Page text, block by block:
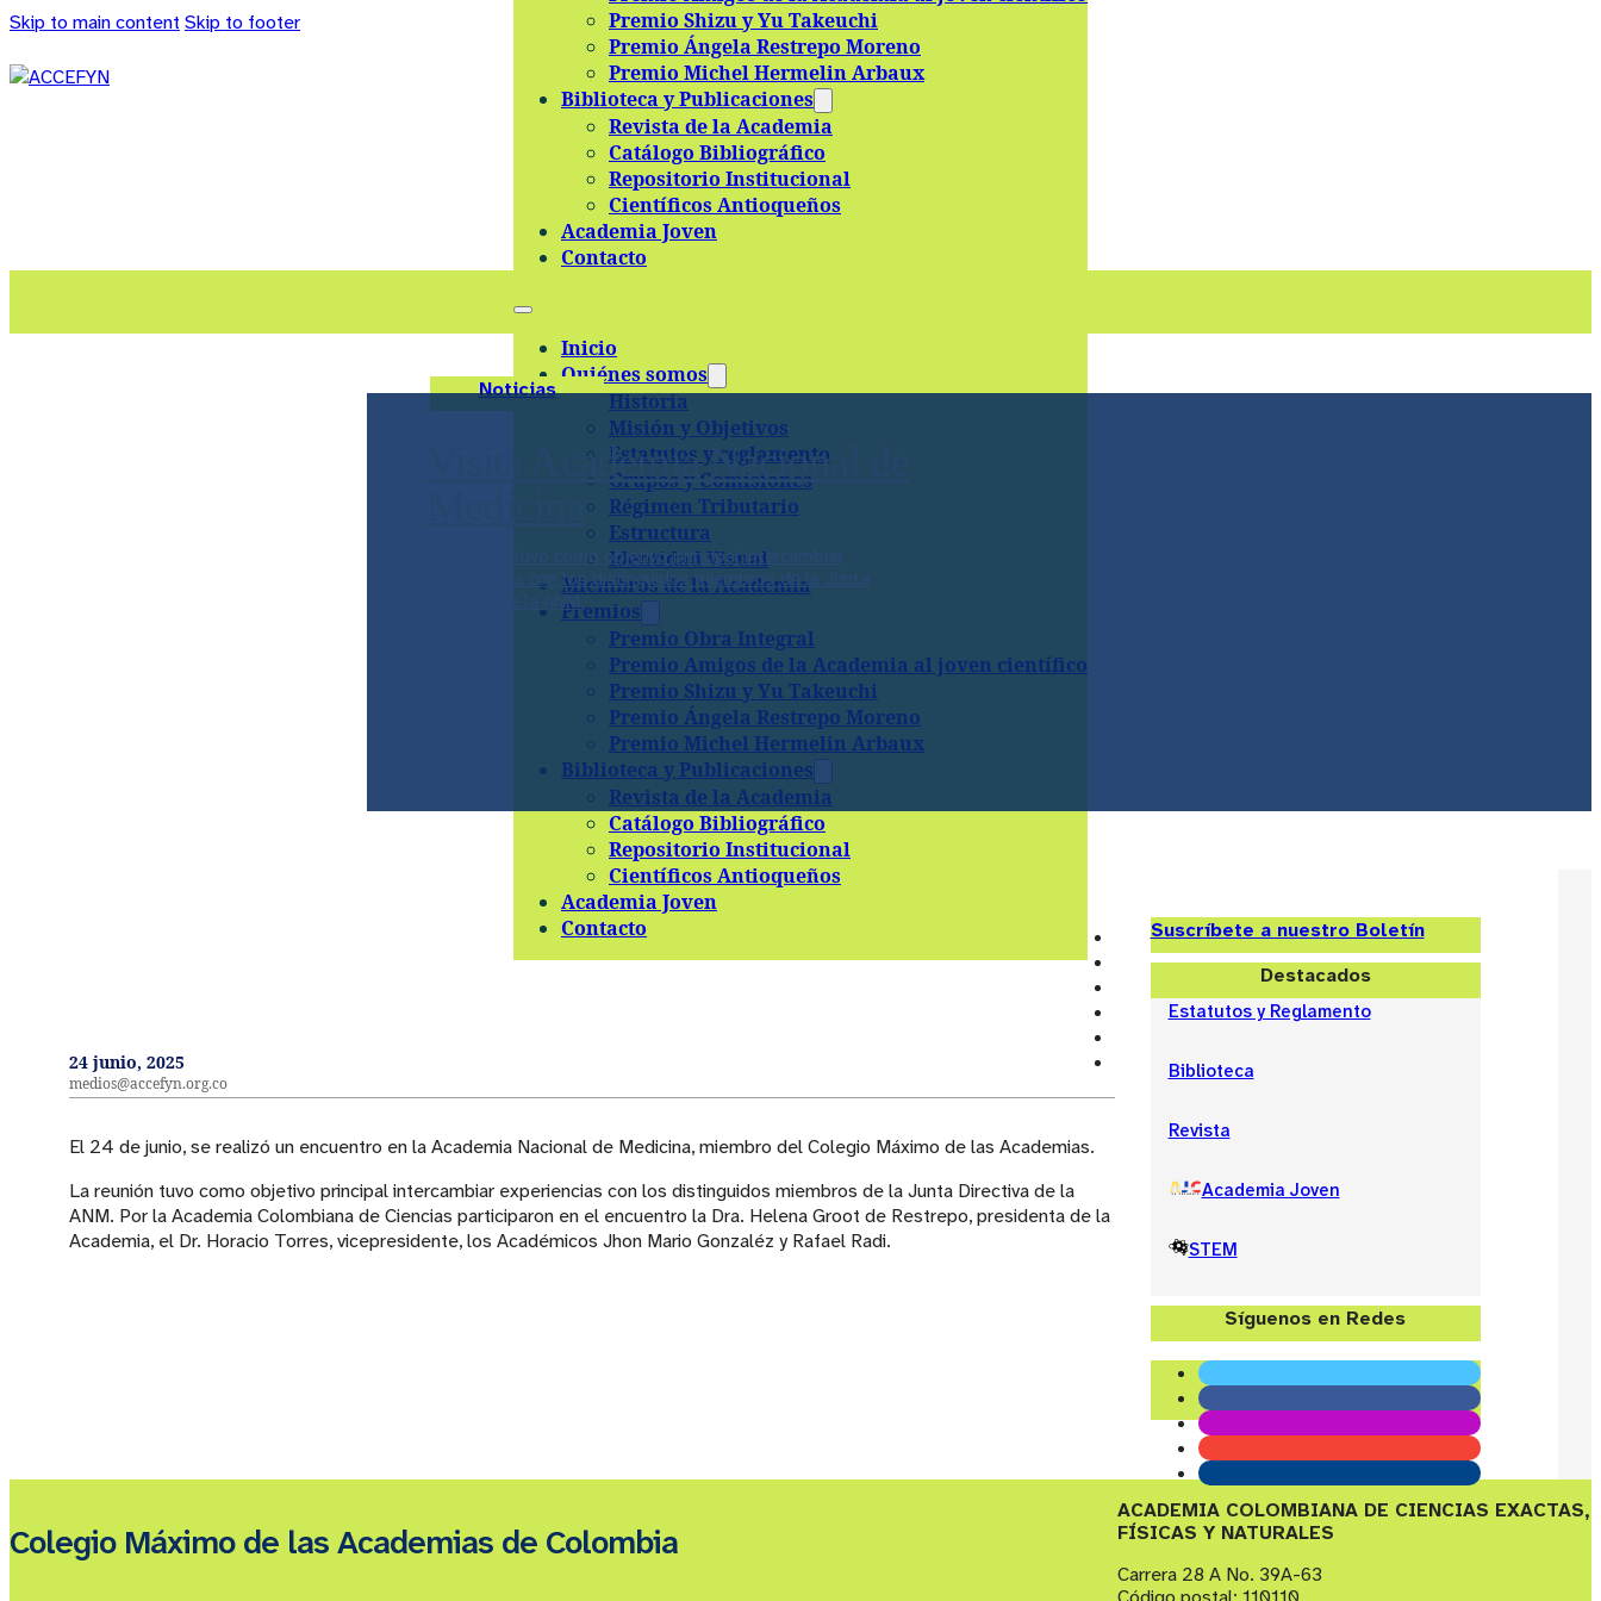
Skip to main content Skip to footer
Premio Shizu y Yu Takeuchi
Premio Ángela Restrepo Moreno
Premio Michel Hermelin Arbaux
Biblioteca y Publicaciones
Revista de la Academia
Catálogo Bibliográfico
Repositorio Institucional
Científicos Antioqueños
Academia Joven
Contacto
Inicio
Quiénes somos
Historia
Misión y Objetivos
Estatutos y reglamento
Grupos y Comisiones
Régimen Tributario
Estructura
Identidad Visual
Miembros de la Academia
Premios
Premio Obra Integral
Premio Amigos de la Academia al joven científico
Premio Shizu y Yu Takeuchi
Premio Ángela Restrepo Moreno
Premio Michel Hermelin Arbaux
Biblioteca y Publicaciones
Revista de la Academia
Catálogo Bibliográfico
Repositorio Institucional
Científicos Antioqueños
Academia Joven
Contacto
Noticias
Visita Academia Nacional de
La reunión tuvo como objetivo principal intercambiar
experiencias con los distinguidos miembros de la Junta
Directiva de la ANM.
24 junio, 2025
medios@accefyn.org.co
El 24 de junio, se realizó un encuentro en la Academia Nacional de Medicina, miembro del Colegio Máximo de las Academias.
La reunión tuvo como objetivo principal intercambiar experiencias con los distinguidos miembros de la Junta Directiva de la
ANM. Por la Academia Colombiana de Ciencias participaron en el encuentro la Dra. Helena Groot de Restrepo, presidenta de la
Academia, el Dr. Horacio Torres, vicepresidente, los Académicos Jhon Mario Gonzaléz y Rafael Radi.
Suscríbete a nuestro Boletín
Destacados
Estatutos y Reglamento
Biblioteca
Revista
Academia Joven
STEM
Síguenos en Redes
Colegio Máximo de las Academias de Colombia
ACADEMIA COLOMBIANA DE CIENCIAS EXACTAS,
FÍSICAS Y NATURALES
Carrera 28 A No. 39A-63